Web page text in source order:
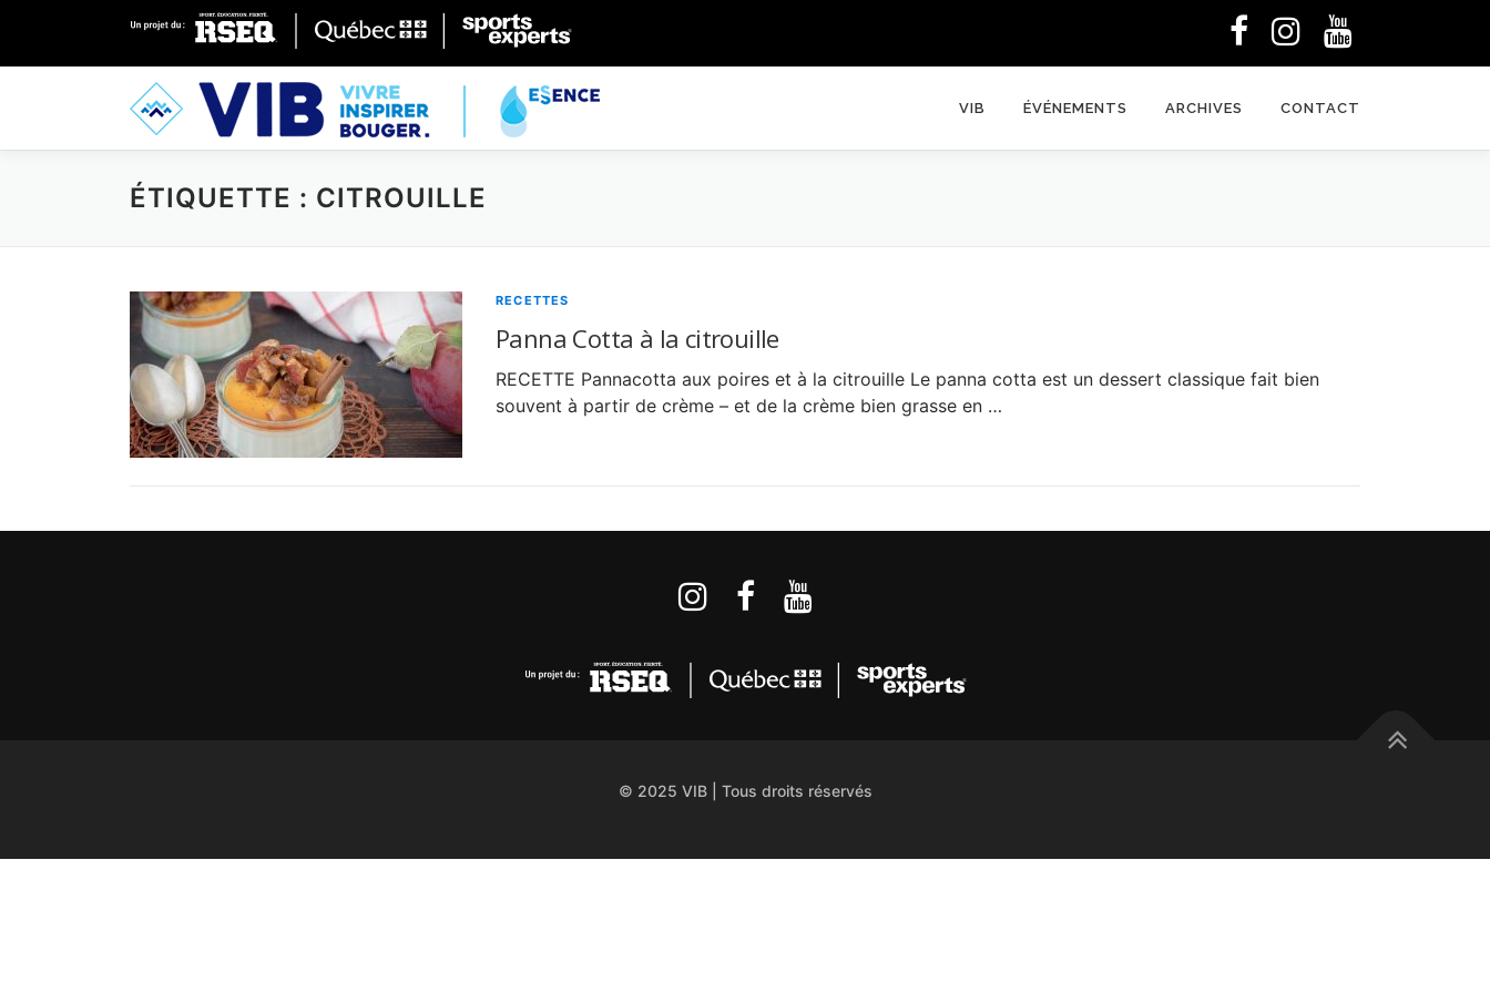
VIB ÉVÉNEMENTS ARCHIVES CONTACT
ÉTIQUETTE : CITROUILLE
RECETTES
Panna Cotta à la citrouille
RECETTE Pannacotta aux poires et à la citrouille Le panna cotta est un dessert classique fait bien
souvent à partir de crème – et de la crème bien grasse en …
© 2025 VIB | Tous droits réservés